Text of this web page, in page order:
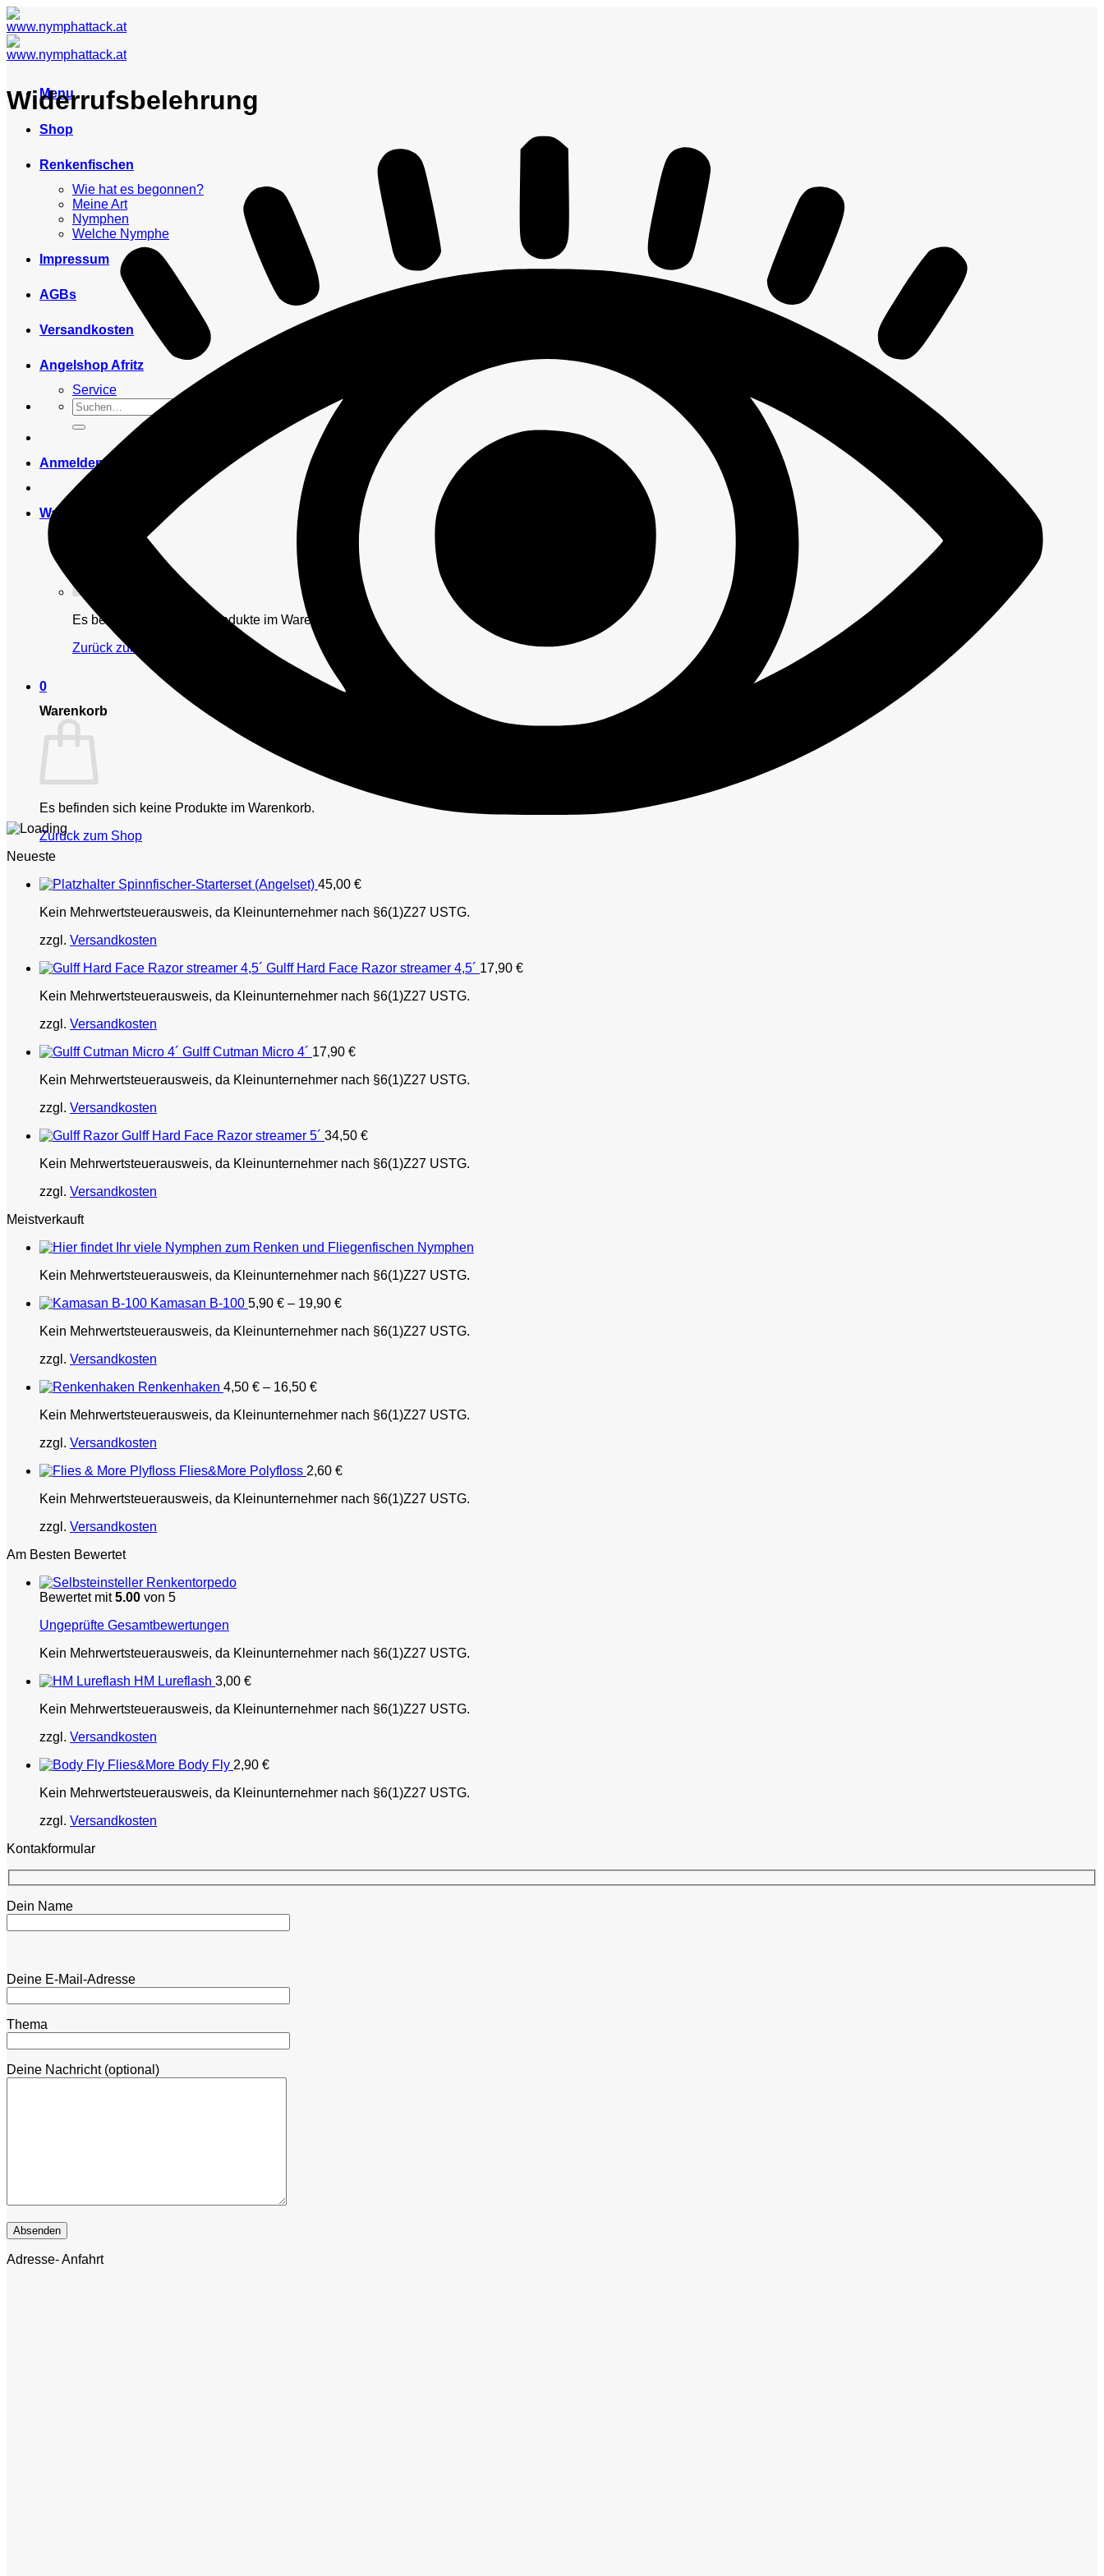
Skip
to
content
Menu
Shop
Renkenfischen
Wie hat es begonnen?
Meine Art
Nymphen
Welche Nymphe
Impressum
AGBs
Versandkosten
Angelshop Afritz
Service
Suchen
nach:
Anmelden
Warenkorb /
Es befinden sich keine Produkte im Warenkorb.
Zurück zum Shop
0
Warenkorb
Es befinden sich keine Produkte im Warenkorb.
Zurück zum Shop
Widerrufsbelehrung
Neueste
Spinnfischer-Starterset (Angelset) 45,00 €
Kein Mehrwertsteuerausweis, da Kleinunternehmer nach §6(1)Z27 USTG.
zzgl. Versandkosten
Gulff Hard Face Razor streamer 4,5´ 17,90 €
Kein Mehrwertsteuerausweis, da Kleinunternehmer nach §6(1)Z27 USTG.
zzgl. Versandkosten
Gulff Cutman Micro 4´ 17,90 €
Kein Mehrwertsteuerausweis, da Kleinunternehmer nach §6(1)Z27 USTG.
zzgl. Versandkosten
Gulff Hard Face Razor streamer 5´ 34,50 €
Kein Mehrwertsteuerausweis, da Kleinunternehmer nach §6(1)Z27 USTG.
zzgl. Versandkosten
Meistverkauft
Nymphen
Kein Mehrwertsteuerausweis, da Kleinunternehmer nach §6(1)Z27 USTG.
Kamasan B-100 5,90 € – 19,90 €
Kein Mehrwertsteuerausweis, da Kleinunternehmer nach §6(1)Z27 USTG.
zzgl. Versandkosten
Renkenhaken 4,50 € – 16,50 €
Kein Mehrwertsteuerausweis, da Kleinunternehmer nach §6(1)Z27 USTG.
zzgl. Versandkosten
Flies&More Polyfloss 2,60 €
Kein Mehrwertsteuerausweis, da Kleinunternehmer nach §6(1)Z27 USTG.
zzgl. Versandkosten
Am Besten Bewertet
Renkentorpedo
Bewertet mit5.00 von 5
Ungeprüfte Gesamtbewertungen
Kein Mehrwertsteuerausweis, da Kleinunternehmer nach §6(1)Z27 USTG.
HM Lureflash 3,00 €
Kein Mehrwertsteuerausweis, da Kleinunternehmer nach §6(1)Z27 USTG.
zzgl. Versandkosten
Flies&More Body Fly 2,90 €
Kein Mehrwertsteuerausweis, da Kleinunternehmer nach §6(1)Z27 USTG.
zzgl. Versandkosten
Kontakformular
Dein Name
Deine E-Mail-Adresse
Thema
Deine Nachricht (optional)
Adresse- Anfahrt